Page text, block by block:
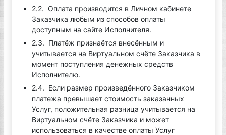
2.2. Оплата производится в Личном кабинете
Заказчика любым из способов оплаты
доступным на сайте Исполнителя.
2.3. Платёж признаётся внесённым и
учитывается на Виртуальном счёте Заказчика в
момент поступления денежных средств
Исполнителю.
2.4. Если размер произведённого Заказчиком
платежа превышает стоимость заказанных
Услуг, положительная разница учитывается на
Виртуальном счёте Заказчика и может
использоваться в качестве оплаты Услуг